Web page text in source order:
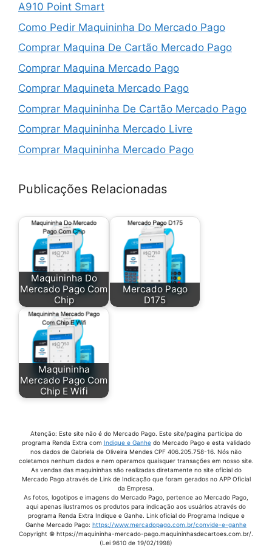
A910 Point Smart
Como Pedir Maquininha Do Mercado Pago
Comprar Maquina De Cartão Mercado Pago
Comprar Maquina Mercado Pago
Comprar Maquineta Mercado Pago
Comprar Maquininha De Cartão Mercado Pago
Comprar Maquininha Mercado Livre
Comprar Maquininha Mercado Pago
Comprar Point Mini
Comprar Point Pro 2
Desconto Da Maquininha Mercado Pago
Juros Da Maquininha Mercado Pago
Juros Point Mini Chip
Maquina Cartao De Credito Mercado Pago
Maquina Cartao Mercado Livre
Maquina Cartao Mercado Pago Chip
Maquina Cartao Mercado Pago Point Mini
Maquina Cartao Mercado Pago Taxas
Maquina Credito Mercado Pago
Maquina De Aproximação Mercado Pago
Maquina De Cartão Com Chip Mercado Pago
Maquina De Cartao De Credito Mercado Livre
Maquina De Cartão Mercado
Maquina De Cartão Mercado Livre
Publicações Relacionadas
Maquininha Do
Mercado Pago Com
Chip
Mercado Pago
D175
Maquininha
Mercado Pago Com
Chip E Wifi
Atenção: Este site não é do Mercado Pago. Este site/pagina participa do
programa Renda Extra com Indique e Ganhedo Mercado Pago e esta validado
nos dados de Gabriela de Oliveira Mendes CPF 406.205.758-16. Nós não
coletamos nenhum dados e nem operamos quaisquer transações em nosso site.
As vendas das maquininhas são realizadas diretamente no site oficial do
Mercado Pago através de Link de Indicação que foram gerados no APP Oficial
da Empresa.
As fotos, logotipos e imagens do Mercado Pago, pertence ao Mercado Pago,
aqui apenas ilustramos os produtos para indicação aos usuários através do
programa Renda Extra Indique e Ganhe. Link oficial do Programa Indique e
Ganhe Mercado Pago: https://www.mercadopago.com.br/convide-e-ganhe
Copyright © https://maquininha-mercado-pago.maquininhasdecartoes.com.br/.
(Lei 9610 de 19/02/1998)